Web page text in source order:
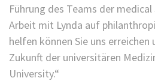
Führung des Teams der
Arbeit mit Lynda auf
helfen können Sie uns
Zukunft der universitären
University.“